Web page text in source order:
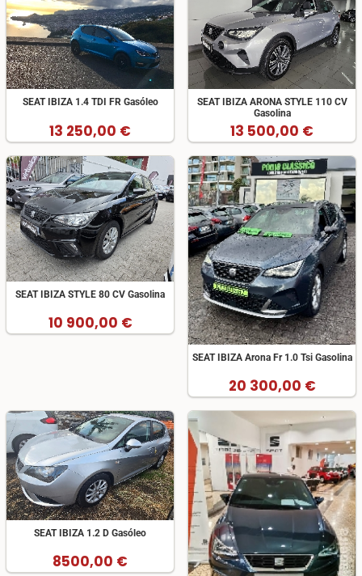
SEAT IBIZA 1.4 TDI FR Gasóleo
13 250,00 €
SEAT IBIZA ARONA STYLE 110 CV
Gasolina
13 500,00 €
SEAT IBIZA STYLE 80 CV Gasolina
10 900,00 €
SEAT IBIZA Arona Fr 1.0 Tsi Gasolina
20 300,00 €
SEAT IBIZA 1.2 D Gasóleo
8500,00 €